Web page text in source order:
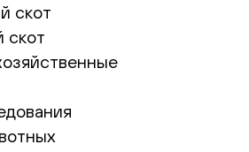
скот
скот